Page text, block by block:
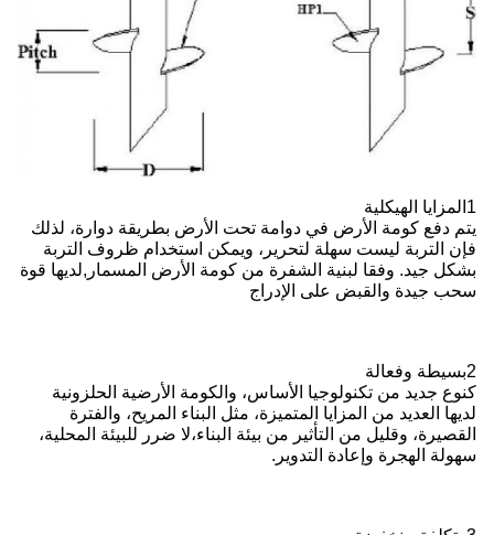
1المزايا الهيكلية
يتم دفع كومة الأرض في دوامة تحت الأرض بطريقة دوارة، لذلك
فإن التربة ليست سهلة لتحرير، ويمكن استخدام ظروف التربة
بشكل جيد. وفقا لبنية الشفرة من كومة الأرض المسمار,لديها قوة
سحب جيدة والقبض على الإدراج
2بسيطة وفعالة
كنوع جديد من تكنولوجيا الأساس، والكومة الأرضية الحلزونية
لديها العديد من المزايا المتميزة، مثل البناء المريح، والفترة
القصيرة، وقليل من التأثير من بيئة البناء،لا ضرر للبيئة المحلية،
سهولة الهجرة وإعادة التدوير.